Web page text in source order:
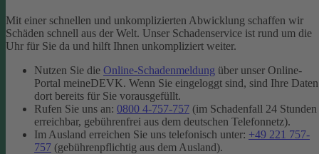
Mit einer schnellen und unkomplizierten Abwicklung schaffen wir
Schäden schnell aus der Welt. Unser Schadenservice ist rund um die
Uhr für Sie da und hilft Ihnen unkompliziert weiter.
Nutzen Sie die Online-Schadenmeldung über unser Online-
Portal meineDEVK. Wenn Sie eingeloggt sind, sind Ihre Daten
dort bereits für Sie vorausgefüllt.
Rufen Sie uns an: 0800 4-757-757 (im Schadenfall 24 Stunden
erreichbar, gebührenfrei aus dem deutschen Telefonnetz).
Im Ausland erreichen Sie uns telefonisch unter: +49 221 757-
757 (gebührenpflichtig aus dem Ausland).